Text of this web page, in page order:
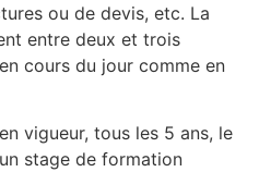
ou de devis, etc. La
entre deux et trois
cours du jour comme en
vigueur, tous les 5 ans, le
stage de formation